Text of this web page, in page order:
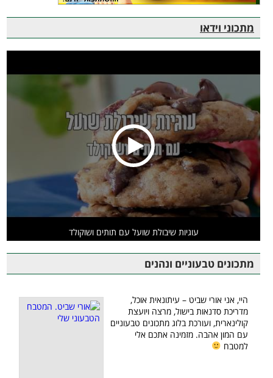
מתכוני וידאו
עוגיות שיבולת שועל עם תותים ושוקולד
מתכונים טבעוניים ונהנים
היי, אני אורי שביט – עיתונאית אוכל,
מדריכת סדנאות בישול, מרצה ויועצת
קולינארית, ועורכת בלוג מתכונים טבעוניים
עם המון אהבה. מזמינה אתכם אלי
למטבח